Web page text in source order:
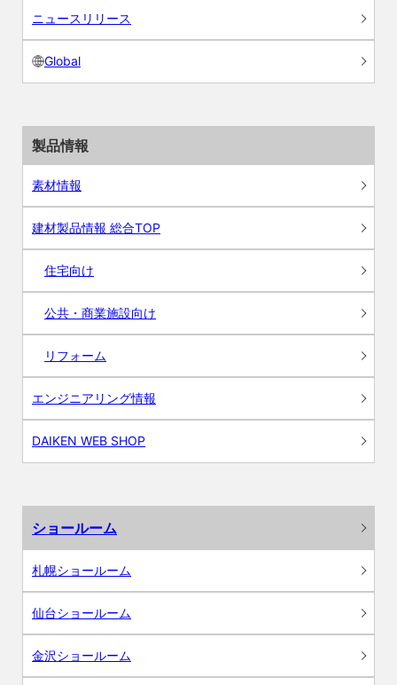
ニュースリリース
Global
製品情報
素材情報
建材製品情報 総合TOP
住宅向け
公共・商業施設向け
リフォーム
エンジニアリング情報
DAIKEN WEB SHOP
ショールーム
札幌ショールーム
仙台ショールーム
金沢ショールーム